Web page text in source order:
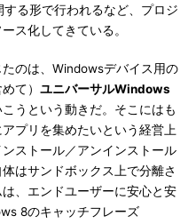
る形で行われるなど、プロジ
ス化してきている。
のは、Windowsデバイス用の
て） ユニバーサルWindows
こうという動きだ。そこにはも
プリを集めたいという経営上
ストール／アンインストール
はサンドボックス上で分離さ
、エンドユーザーに安心と安
8のキャッチフレーズ